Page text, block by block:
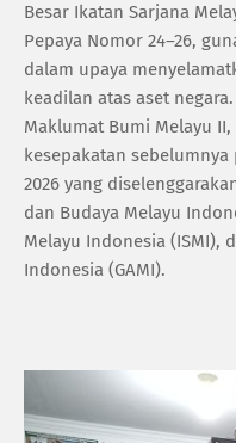
Besar Ikatan Sarjana
Pepaya Nomor 24–26,
dalam upaya
keadilan atas aset
Maklumat Bumi Melayu
kesepakatan sebelumnya
2026 yang
dan Budaya Melayu
Melayu Indonesia (ISMI),
Indonesia (GAMI).